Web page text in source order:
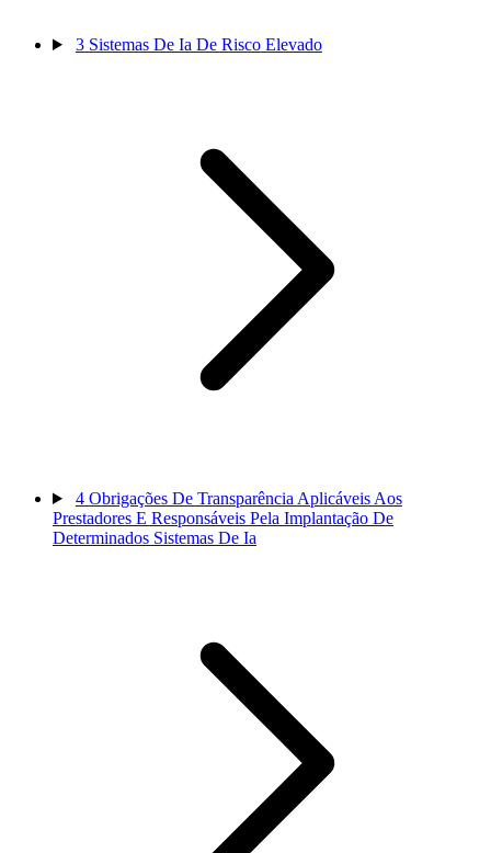
3 Sistemas De Ia De Risco Elevado
4 Obrigações De Transparência Aplicáveis Aos
Prestadores E Responsáveis Pela Implantação De
Determinados Sistemas De Ia